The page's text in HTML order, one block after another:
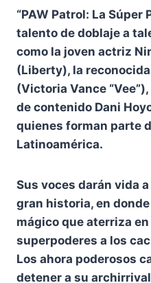
“PAW Patrol: La Súper
talento de doblaje a
como la joven actriz
(Liberty), la
(Victoria Vance
de contenido Dani
quienes forman parte
Latinoamérica.
Sus voces darán vida
gran historia, en
mágico que aterriza
superpoderes a los
Los ahora poderosos
detener a su